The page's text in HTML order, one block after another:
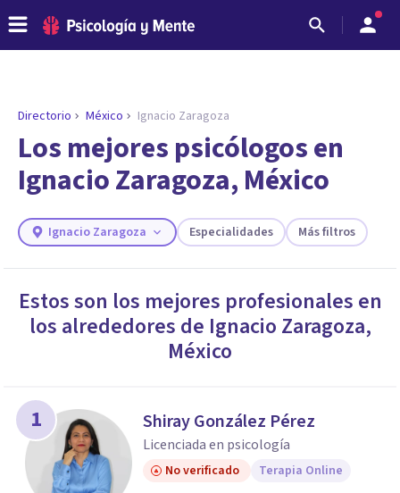
ENCONTRAR MI TERAPEUTA
¿Necesitas ayuda para encontrar el
psicólogo adecuado?
Responde a unas breves preguntas y te ofreceremos
necesidades.
Directorio México Ignacio Zaragoza
Los mejores psicólogos en
Ignacio Zaragoza, México
Ignacio Zaragoza Especialidades Más filtros
Estos son los mejores profesionales en
los alrededores de Ignacio Zaragoza,
México
1 Shiray González Pérez
Licenciada en psicología
No verificado Terapia Online